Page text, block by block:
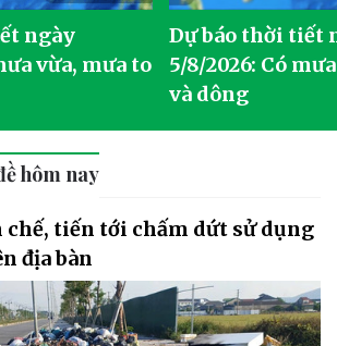
ngày
vừa, mưa to
Dự báo thời tiết
5/8/2026: Có
và dông
hôm nay
chế, tiến tới chấm dứt sử dụng
địa bàn